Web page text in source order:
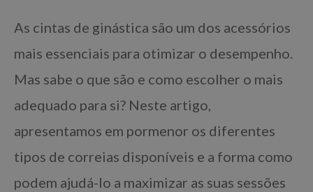
As cintas de ginástica são um dos acessórios
mais essenciais para otimizar o desempenho.
Mas sabe o que são e como escolher o mais
adequado para si? Neste artigo,
apresentamos em pormenor os diferentes
tipos de correias disponíveis e a forma como
podem ajudá-lo a maximizar as suas sessões